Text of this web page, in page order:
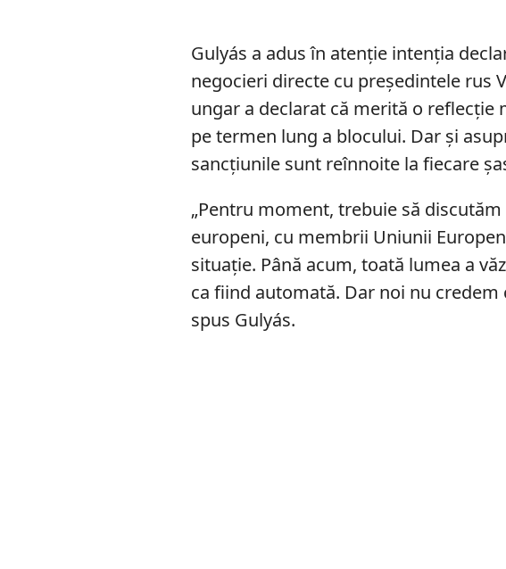
Gulyás a adus în atenție intenția
negocieri directe cu președintele rus
ungar a declarat că merită o reflecție
pe termen lung a blocului. Dar și
sancțiunile sunt reînnoite la fiecare
„Pentru moment, trebuie să
europeni, cu membrii Uniunii
situație. Până acum, toată lumea a
ca fiind automată. Dar noi nu credem
spus Gulyás.